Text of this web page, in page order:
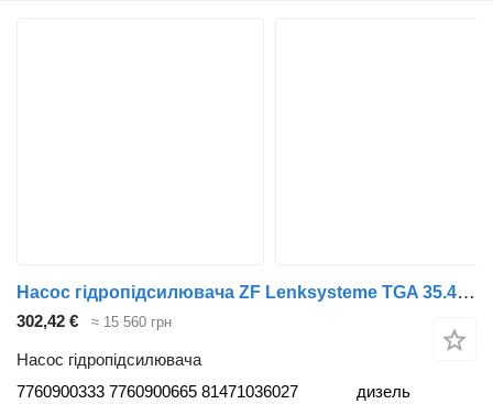
Насос гідропідсилювача ZF Lenksysteme TGA 35.410 (01.00-) 7760900333 до тягача MAN 4-series, TGA (1993-2009)
302,42 € ≈ 15 560 грн
Насос гідропідсилювача
7760900333 7760900665 81471036027
дизель